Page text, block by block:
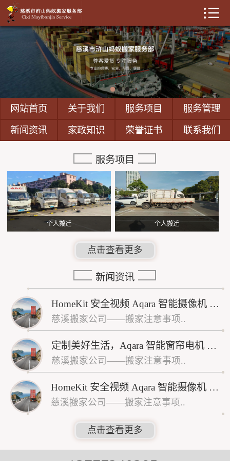
关于我们
服务项目
服务管理
人才招聘
荣誉证书
联系我们

网站首页 关于我们 服务项目 服务管理
新闻资讯 家政知识 荣誉证书 联系我们
服务项目
个人搬迁 个人搬迁
点击查看更多
新闻资讯
HomeKit 安全视频 Aqara 智能摄像机 G3H（网关版）开启预售
慈溪搬家公司——搬家注意事项..
定制美好生活，Aqara 智能窗帘电机 A1 开启预售
慈溪搬家公司——搬家注意事项..
HomeKit 安全视频 Aqara 智能摄像机 G2H（网关版）开启预售
慈溪搬家公司——搬家注意事项..
点击查看更多